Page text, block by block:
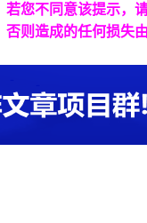
若您不同意该提示，
否则造成的任何损失